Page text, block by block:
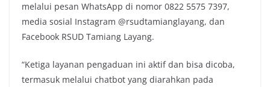
melalui pesan WhatsApp di nomor 0822 5575 7397,
media sosial Instagram @rsudtamianglayang, dan
Facebook RSUD Tamiang Layang.
“Ketiga layanan pengaduan ini aktif dan bisa dicoba,
termasuk melalui chatbot yang diarahkan pada